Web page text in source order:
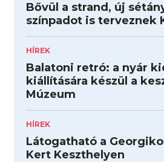
Bővül a strand, új
színpadot is terveznek
HÍREK
Balatoni retró: a nyár
kiállítására készül a
Múzeum
HÍREK
Látogatható a
Kert Keszthelyen